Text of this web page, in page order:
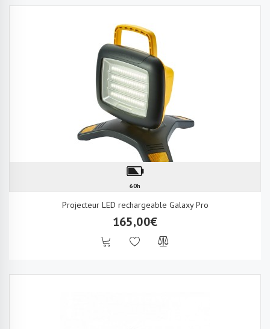
60h
Projecteur LED rechargeable Galaxy Pro
165,00€